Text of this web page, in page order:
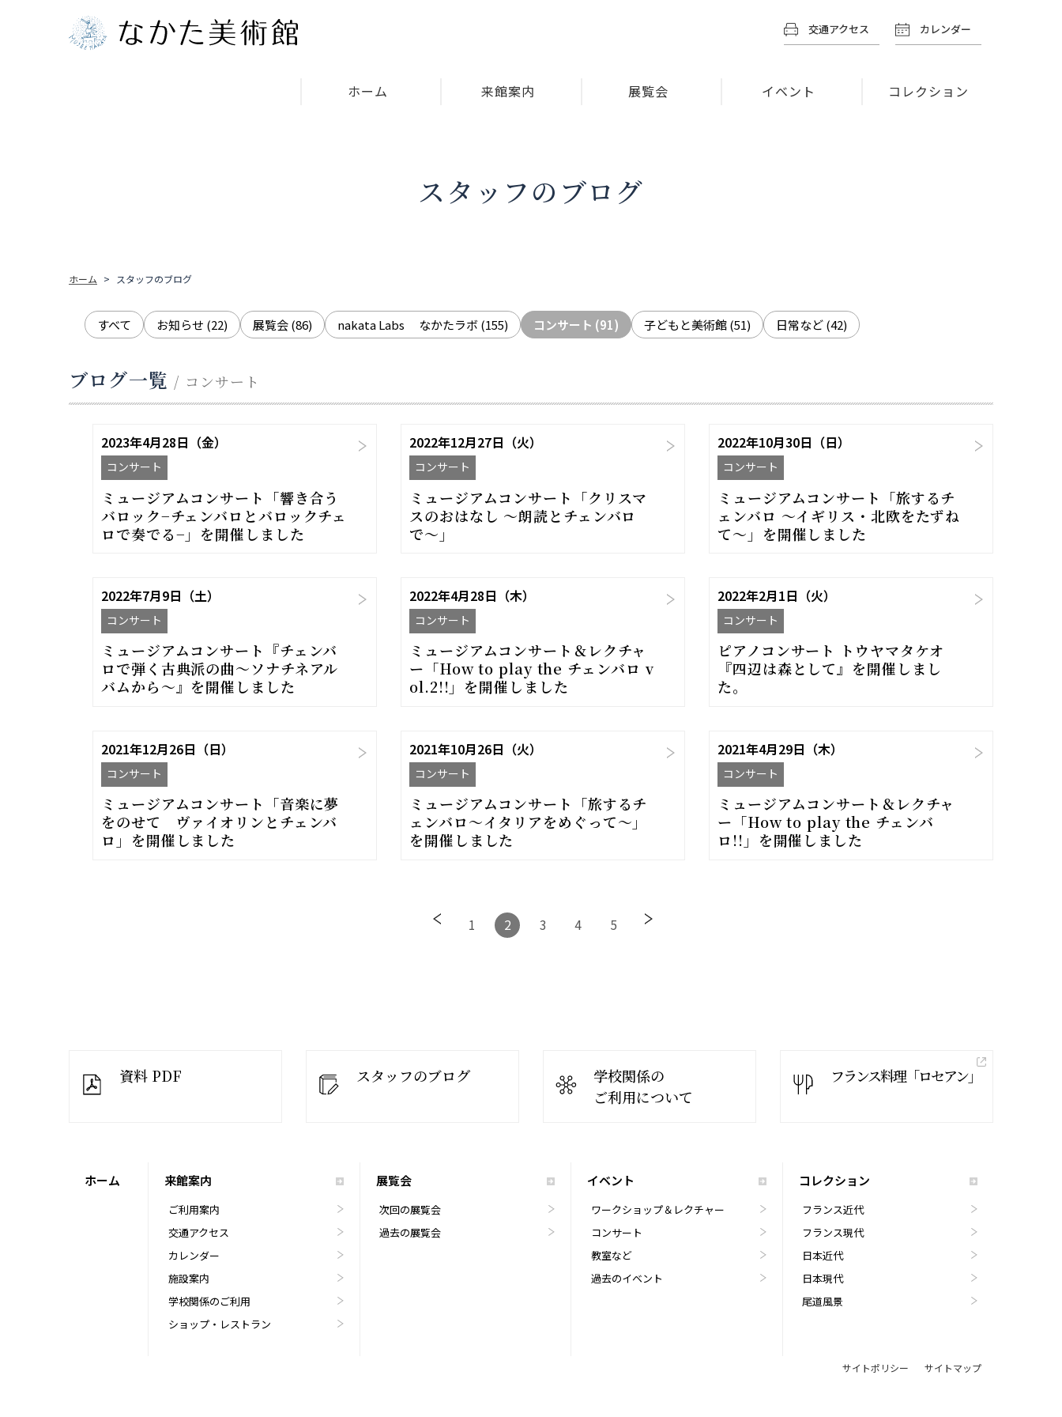
交通アクセス カレンダー
ホーム 来館案内 展覧会 イベント コレクション
スタッフのブログ
ホーム スタッフのブログ
すべて お知らせ (22) 展覧会(86) nakata Labs なかたラボ (155) コンサート (91) 子どもと美術館(51) 日常など(42)
ブログ一覧 / コンサート
2023年4月28日（金）
コンサート
ミュージアムコンサート「響き合う
バロック−チェンバロとバロックチェ
ロで奏でる−」を開催しました
2022年12月27日（火）
コンサート
ミュージアムコンサート「クリスマ
スのおはなし 〜朗読とチェンバロ
で〜」
2022年10月30日（日）
コンサート
ミュージアムコンサート「旅するチ
ェンバロ 〜イギリス・北欧をたずね
て〜」を開催しました
2022年7月9日（土）
コンサート
ミュージアムコンサート『チェンバ
ロで弾く古典派の曲〜ソナチネアル
バムから〜』を開催しました
2022年4月28日（木）
コンサート
ミュージアムコンサート＆レクチャ
ー「How to play the チェンバロ v
ol.2!!」を開催しました
2022年2月1日（火）
コンサート
ピアノコンサート トウヤマタケオ
『四辺は森として』を開催しまし
た。
2021年12月26日（日）
コンサート
ミュージアムコンサート「音楽に夢
をのせて ヴァイオリンとチェンバ
ロ」を開催しました
2021年10月26日（火）
コンサート
ミュージアムコンサート「旅するチ
ェンバロ〜イタリアをめぐって〜」
を開催しました
2021年4月29日（木）
コンサート
ミュージアムコンサート＆レクチャ
ー「How to play the チェンバ
ロ!!」を開催しました
1 2 3 4 5
資料 PDF スタッフのブログ
学校関係の
ご利用について
フランス料理「ロセアン」
ホーム 来館案内
ご利用案内
交通アクセス
カレンダー
施設案内
学校関係のご利用
ショップ・レストラン
展覧会
次回の展覧会
過去の展覧会
イベント
ワークショップ＆レクチャー
コンサート
教室など
過去のイベント
コレクション
フランス近代
フランス現代
日本近代
日本現代
尾道風景
サイトポリシー サイトマップ